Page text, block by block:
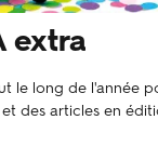
extra
le long de l'année
des articles en